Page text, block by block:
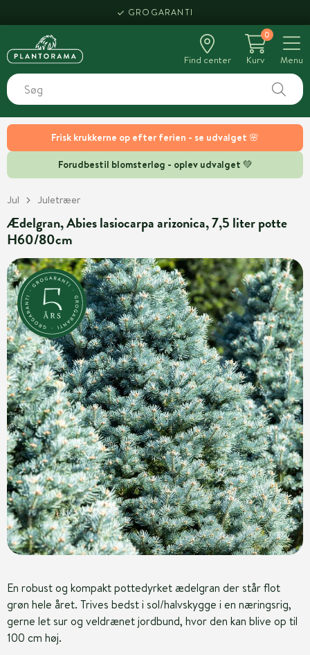
Frisk krukkerne op efter ferien - se udvalget 🌸
Forudbestil blomsterløg - oplev udvalget 💚
GROGARANTI
Find center
0
Kurv
Menu
Jul Juletræer
Ædelgran, Abies lasiocarpa arizonica, 7,5 liter potte
H60/80cm
En robust og kompakt pottedyrket ædelgran der står flot
grøn hele året. Trives bedst i sol/halvskygge i en næringsrig,
gerne let sur og veldrænet jordbund, hvor den kan blive op til
100 cm høj.